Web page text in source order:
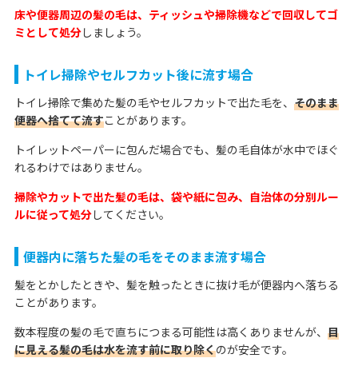
床や便器周辺の髪の毛は、ティッシュや掃除機などで回収してゴ
ミとして処分しましょう。
トイレ掃除やセルフカット後に流す場合
トイレ掃除で集めた髪の毛やセルフカットで出た毛を、 そのまま
便器へ捨てて流すことがあります。
トイレットペーパーに包んだ場合でも、髪の毛自体が水中でほぐ
れるわけではありません。
掃除やカットで出た髪の毛は、袋や紙に包み、自治体の分別ルー
ルに従って処分してください。
便器内に落ちた髪の毛をそのまま流す場合
髪をとかしたときや、髪を触ったときに抜け毛が便器内へ落ちる
ことがあります。
数本程度の髪の毛で直ちにつまる可能性は高くありませんが、 目
に見える髪の毛は水を流す前に取り除くのが安全です。